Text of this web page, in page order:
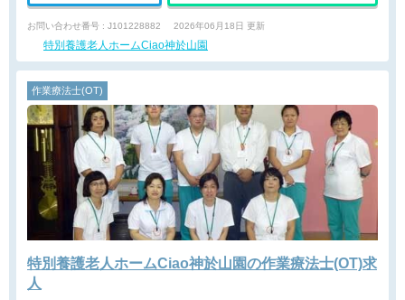
お問い合わせ番号 : J101228882 2026年06月18日 更新
特別養護老人ホームCiao神於山園
作業療法士(OT)
特別養護老人ホームCiao神於山園の作業療法士(OT)求
人